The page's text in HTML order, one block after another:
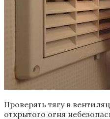
Проверять тягу в
открытого огня